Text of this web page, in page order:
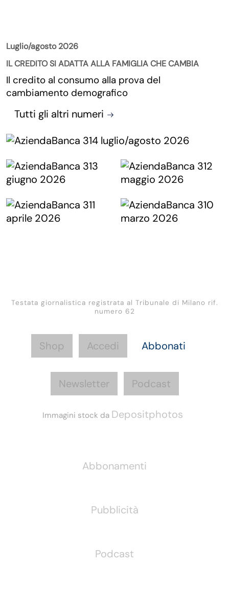
Luglio/agosto 2026
IL CREDITO SI ADATTA ALLA FAMIGLIA CHE CAMBIA
Il credito al consumo alla prova del
cambiamento demografico
Tutti gli altri numeri
Testata giornalistica registrata al Tribunale di Milano rif.
numero 62
Shop Accedi Abbonati
Newsletter Podcast
Immagini stock da Depositphotos
Abbonamenti
Pubblicità
Podcast